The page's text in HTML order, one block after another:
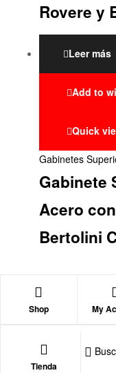
Rovere y
Leer más
Add to
Quick
Gabinetes
Gabinete
Acero
Bertolini
Shop My
Tienda